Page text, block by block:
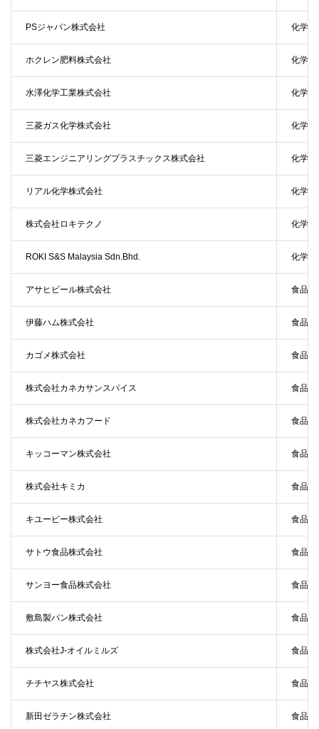
PSジャパン株式会社 化学
ホクレン肥料株式会社 化学
水澤化学工業株式会社 化学
三菱ガス化学株式会社 化学
三菱エンジニアリングプラスチックス株式会社 化学
リアル化学株式会社 化学
株式会社ロキテクノ 化学
ROKI S&S Malaysia Sdn.Bhd. 化学
アサヒビール株式会社 食品
伊藤ハム株式会社 食品
カゴメ株式会社 食品
株式会社カネカサンスパイス 食品
株式会社カネカフード 食品
キッコーマン株式会社 食品
株式会社キミカ 食品
キユーピー株式会社 食品
サトウ食品株式会社 食品
サンヨー食品株式会社 食品
敷島製パン株式会社 食品
株式会社J-オイルミルズ 食品
チチヤス株式会社 食品
新田ゼラチン株式会社 食品